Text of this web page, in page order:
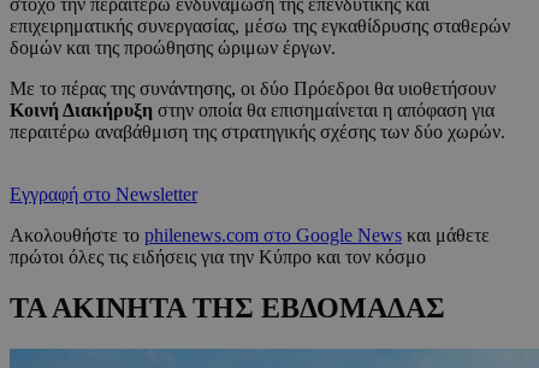
στόχο την περαιτέρω ενδυνάμωση της επενδυτικής και
επιχειρηματικής συνεργασίας, μέσω της εγκαθίδρυσης σταθερών
δομών και της προώθησης ώριμων έργων.
Με το πέρας της συνάντησης, οι δύο Πρόεδροι θα υιοθετήσουν
Κοινή Διακήρυξη στην οποία θα επισημαίνεται η απόφαση για
περαιτέρω αναβάθμιση της στρατηγικής σχέσης των δύο χωρών.
Εγγραφή στο Newsletter
Ακολουθήστε το philenews.com στο Google News και μάθετε
πρώτοι όλες τις ειδήσεις για την Κύπρο και τον κόσμο
ΤΑ ΑΚΙΝΗΤΑ ΤΗΣ ΕΒΔΟΜΑΔΑΣ